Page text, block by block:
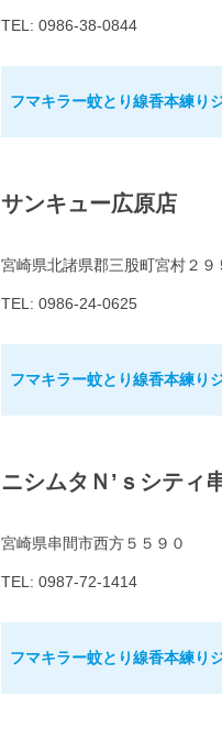
TEL: 0986-38-0844
フマキラー蚊とり線香本練り
サンキュー広原店
宮崎県北諸県郡三股町宮村２９
TEL: 0986-24-0625
フマキラー蚊とり線香本練り
ニシムタＮ’ｓシティ
宮崎県串間市西方５５９０
TEL: 0987-72-1414
フマキラー蚊とり線香本練り